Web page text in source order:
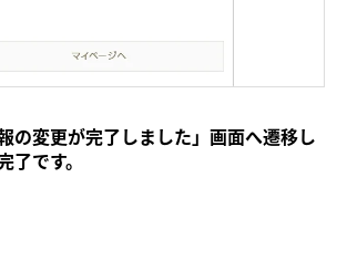
の変更が完了しました」画面へ遷移し
了です。